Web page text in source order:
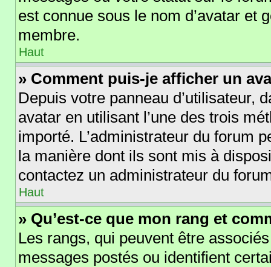
est connue sous le nom d’avatar et
membre.
Haut
» Comment puis-je afficher un
Depuis votre panneau d’utilisateur,
avatar en utilisant l’une des trois
importé. L’administrateur du forum
la manière dont ils sont mis à
contactez un administrateur du
Haut
» Qu’est-ce que mon rang et
Les rangs, qui peuvent être
messages postés ou identifient